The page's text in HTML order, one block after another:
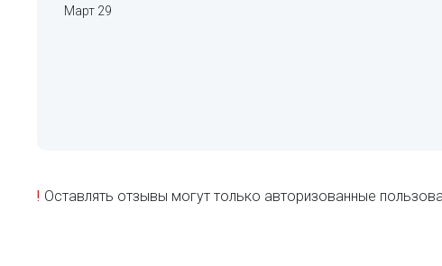
Март 29
! Оставлять отзывы могут только авторизованные